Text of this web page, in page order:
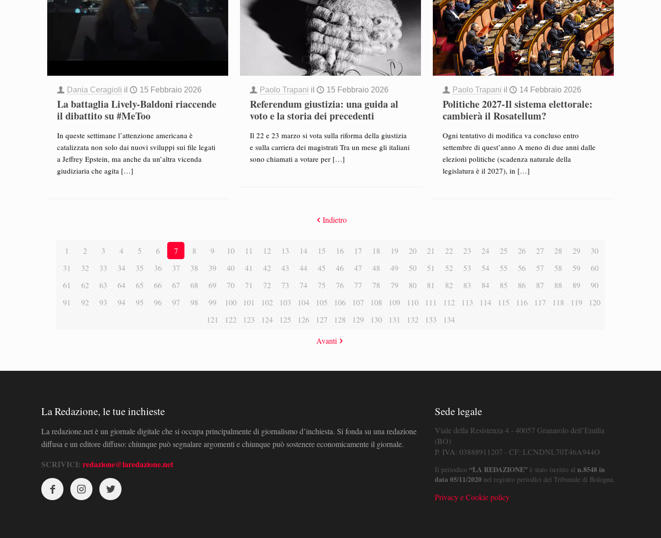
Dania Ceragioli il 15 Febbraio 2026
La battaglia Lively-Baldoni riaccende
il dibattito su #MeToo
In queste settimane l’attenzione americana è
catalizzata non solo dai nuovi sviluppi sui file legati
a Jeffrey Epstein, ma anche da un’altra vicenda
giudiziaria che agita[…]
Paolo Trapani il 15 Febbraio 2026
Referendum giustizia: una guida al
voto e la storia dei precedenti
Il 22 e 23 marzo si vota sulla riforma della giustizia
e sulla carriera dei magistrati Tra un mese gli italiani
sono chiamati a votare per[…]
Paolo Trapani il 14 Febbraio 2026
Politiche 2027-Il sistema elettorale:
cambierà il Rosatellum?
Ogni tentativo di modifica va concluso entro
settembre di quest’anno A meno di due anni dalle
elezioni politiche (scadenza naturale della
legislatura è il 2027), in […]
Indietro
1 2 3 4 5 6 7 8 9 10 11 12 13 14 15 16 17 18 19 20 21 22 23 24 25 26 27 28 29
30
31
32 33 34 35 36 37 38 39 40 41 42 43 44 45 46 47 48 49 50 51 52 53 54 55 56 57 58 59
60
61
62 63 64 65 66 67 68 69 70 71 72 73 74 75 76 77 78 79 80 81 82 83 84 85 86 87 88 89
90
91
92 93 94 95 96 97 98 99 100 101 102 103 104 105 106 107 108 109 110 111 112 113 114 115 116 117 118 119
120
121
122 123 124 125 126 127 128 129 130 131 132 133 134
Avanti
La Redazione, le tue inchieste
La redazione.net è un giornale digitale che si occupa principalmente di giornalismo d’inchiesta. Si fonda su una redazione
diffusa e un editore diffuso: chiunque può segnalare argomenti e chiunque può sostenere economicamente il giornale.
SCRIVICI: redazione@laredazione.net
Sede legale
Viale della Resistenza 4 - 40057 Granarolo dell’Emilia
(BO)
P. IVA: 03888911207 - CF: LCNDNL70T46A944O
Il periodico “LA REDAZIONE”è stato iscritto al n.8548 in
data 05/11/2020nel registro periodici del Tribunale di Bologna.
Privacy e Cookie policy